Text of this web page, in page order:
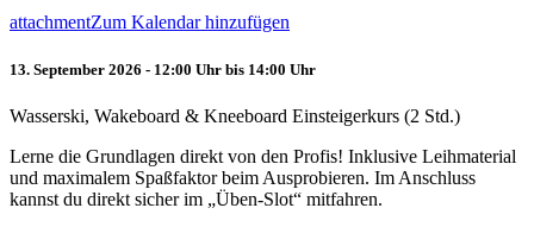
attachmentZum Kalendar hinzufügen
13. September 2026 - 12:00 Uhr bis 14:00 Uhr
Wasserski, Wakeboard & Kneeboard Einsteigerkurs (2 Std.)
Lerne die Grundlagen direkt von den Profis! Inklusive Leihmaterial
und maximalem Spaßfaktor beim Ausprobieren. Im Anschluss
kannst du direkt sicher im „Üben-Slot“ mitfahren.